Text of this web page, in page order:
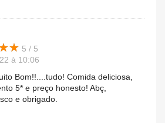
★
★ 5 / 5
à 10:06
Bom!!....tudo! Comida deliciosa,
5* e preço honesto! Abç,
e obrigado.